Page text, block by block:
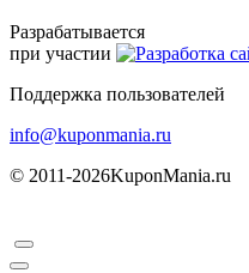
Разрабатывается
при участии
Поддержка пользователей
info@kuponmania.ru
© 2011-2026KuponMania.ru